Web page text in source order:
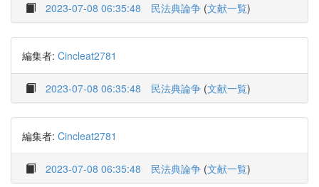
2023-07-08 06:35:48 民法典論争 (文献一覧)
編集者: Cincleat2781
2023-07-08 06:35:48 民法典論争 (文献一覧)
編集者: Cincleat2781
2023-07-08 06:35:48 民法典論争 (文献一覧)